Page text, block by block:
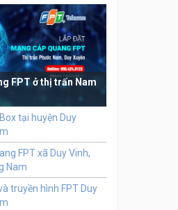
FPT ở thị trấn Nam
tại huyện Duy
FPT xã Duy Vinh,
Nam
truyền hình FPT Duy